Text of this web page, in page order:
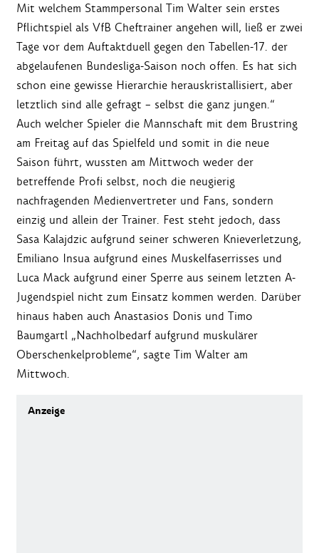
Mit welchem Stammpersonal Tim Walter sein erstes
Pflichtspiel als VfB Cheftrainer angehen will, ließ er zwei
Tage vor dem Auftaktduell gegen den Tabellen-17. der
abgelaufenen Bundesliga-Saison noch offen. Es hat sich
schon eine gewisse Hierarchie herauskristallisiert, aber
letztlich sind alle gefragt – selbst die ganz jungen.“
Auch welcher Spieler die Mannschaft mit dem Brustring
am Freitag auf das Spielfeld und somit in die neue
Saison führt, wussten am Mittwoch weder der
betreffende Profi selbst, noch die neugierig
nachfragenden Medienvertreter und Fans, sondern
einzig und allein der Trainer. Fest steht jedoch, dass
Sasa Kalajdzic aufgrund seiner schweren Knieverletzung,
Emiliano Insua aufgrund eines Muskelfaserrisses und
Luca Mack aufgrund einer Sperre aus seinem letzten A-
Jugendspiel nicht zum Einsatz kommen werden. Darüber
hinaus haben auch Anastasios Donis und Timo
Baumgartl „Nachholbedarf aufgrund muskulärer
Oberschenkelprobleme“, sagte Tim Walter am
Mittwoch.